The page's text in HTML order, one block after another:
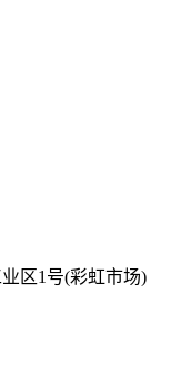
区1号(彩虹市场)